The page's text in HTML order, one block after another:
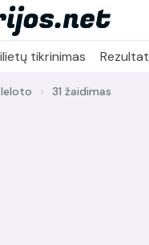
tikrinimas
31 žaidimas